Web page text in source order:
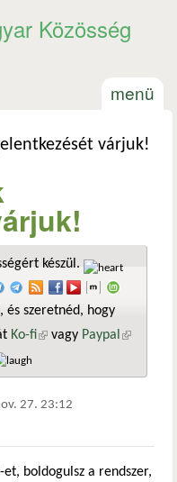
Közösség
menü
várjuk!
készül.
és szeretnéd, hogy
Ko-fi(külső hivatkozás)
vagy Paypal
27. 23:12
boldogulsz a rendszer,